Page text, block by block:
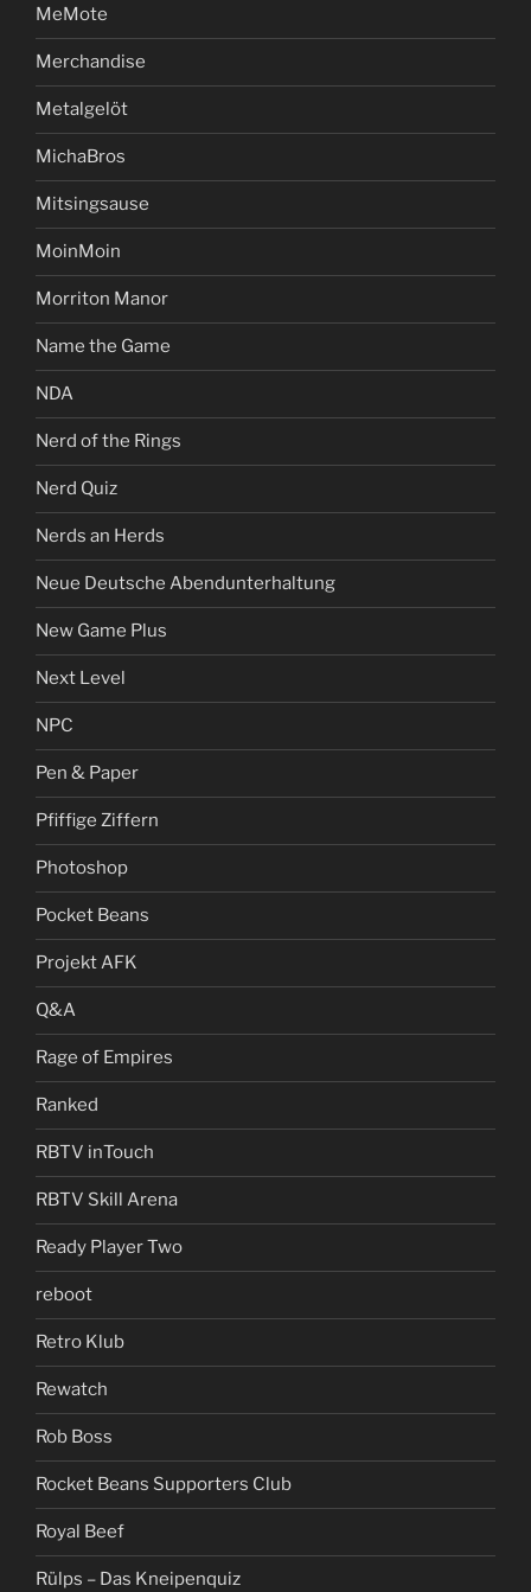
MeMote
Merchandise
Metalgelöt
MichaBros
Mitsingsause
MoinMoin
Morriton Manor
Name the Game
NDA
Nerd of the Rings
Nerd Quiz
Nerds an Herds
Neue Deutsche Abendunterhaltung
New Game Plus
Next Level
NPC
Pen & Paper
Pfiffige Ziffern
Photoshop
Pocket Beans
Projekt AFK
Q&A
Rage of Empires
Ranked
RBTV inTouch
RBTV Skill Arena
Ready Player Two
reboot
Retro Klub
Rewatch
Rob Boss
Rocket Beans Supporters Club
Royal Beef
Rülps – Das Kneipenquiz